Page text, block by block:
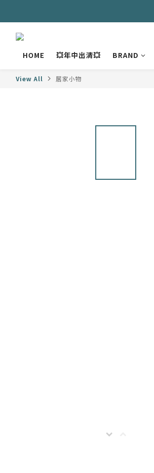
HOME
💥年中出清💥 BRAND
View All 居家小物